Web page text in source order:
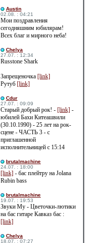
Austin
02.08. : 04:21
Мои поздравления
сегодняшним юбилярам!
Всех благ и мирного неба!
Сhelya
27.07. : 12:34
Russtone Shark
Запрещеночка [link]
Рутуб [link]
Cdur
27.07. : 09:09
Старый добрый рок! - [link] -
юбилей Бахи Китеашвили
(30.10.1990) - 25 лет на рок-
сцене - ЧАСТЬ 3 - с
приглашенной
исполнительницей с 15:14
brutalmachine
24.07. : 18:00
[link] - бас плейтру на Jolana
Rubin bass
brutalmachine
19.07. : 19:53
Звуки Му - Цветочки-лютики
на бас гитаре Кавказ бас :
[link]
Сhelya
18.07. : 07:27